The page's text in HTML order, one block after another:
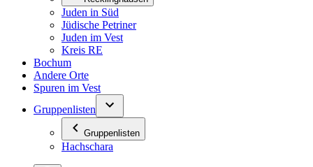
Juden in Süd
Jüdische Petriner
Juden im Vest
Kreis RE
Bochum
Andere Orte
Spuren im Vest
Gruppenlisten
Gruppenlisten
Hachschara